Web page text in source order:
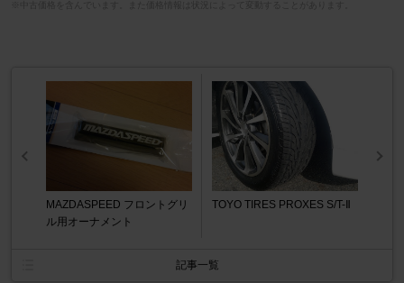
MAZDASPEED フロントグリ
ル用オーナメント
TOYO TIRES PROXES S/T-Ⅱ
記事一覧